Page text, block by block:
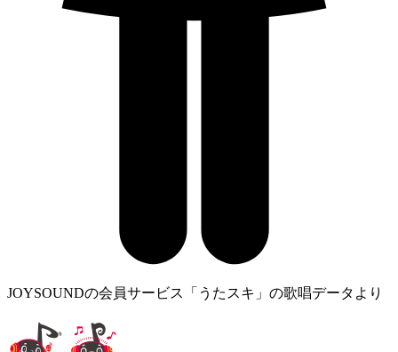
JOYSOUNDの会員サービス「うたスキ」の歌唱データより